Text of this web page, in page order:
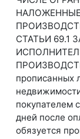
СТАТЬИ 69.1
прописанных
покупателем
дней после
обязуется